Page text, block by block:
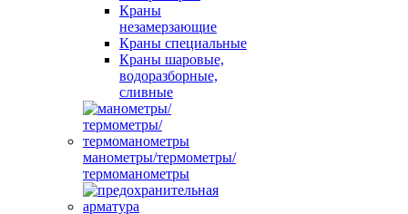
Краны
незамерзающие
Краны специальные
Краны шаровые,
водоразборные,
сливные
манометры/термометры/
термоманометры